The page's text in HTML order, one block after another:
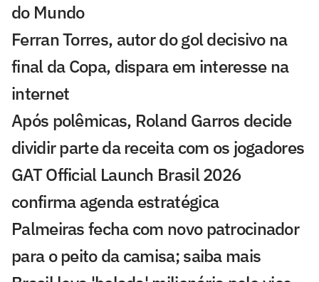
do Mundo
Ferran Torres, autor do gol decisivo na
final da Copa, dispara em interesse na
internet
Após polêmicas, Roland Garros decide
dividir parte da receita com os jogadores
GAT Official Launch Brasil 2026
confirma agenda estratégica
Palmeiras fecha com novo patrocinador
para o peito da camisa; saiba mais